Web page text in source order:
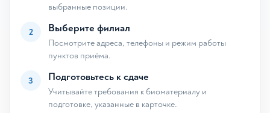
выбранные позиции.
2 Выберите филиал
Посмотрите адреса, телефоны и режим работы
пунктов приёма.
3 Подготовьтесь к сдаче
Учитывайте требования к биоматериалу и
подготовке, указанные в карточке.